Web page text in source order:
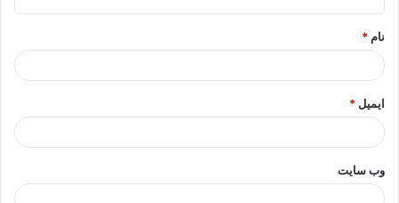
*
نام *
ایمیل *
وب‌ سایت